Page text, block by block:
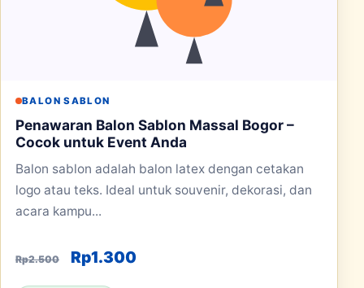
BALON SABLON
Penawaran Balon Sablon Massal Bogor –
Cocok untuk Event Anda
Balon sablon adalah balon latex dengan cetakan
logo atau teks. Ideal untuk souvenir, dekorasi, dan
acara kampu...
Rp2.500 Harga aslinya adalah: Rp2.500.
Rp1.300Harga saat ini adalah: